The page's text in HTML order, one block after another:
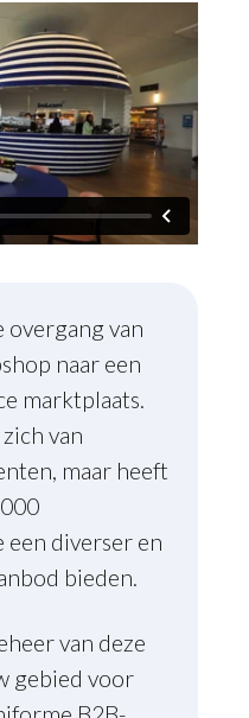
overgang van
naar een
marktplaats.
van
maar heeft
diverser en
bieden.
van deze
gebied voor